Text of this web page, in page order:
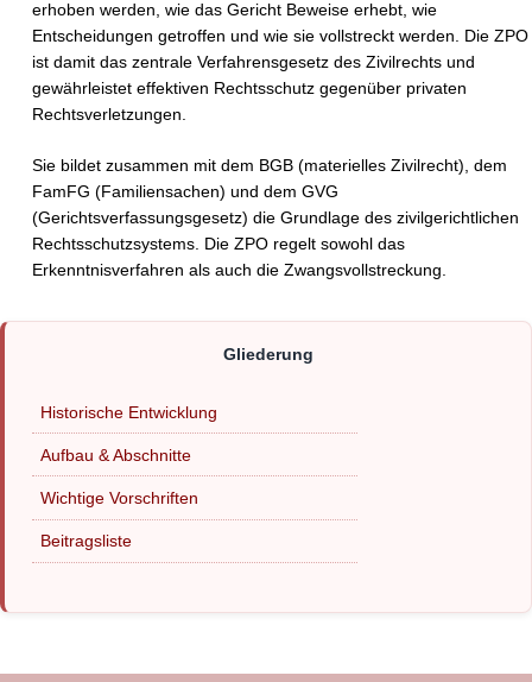
erhoben werden, wie das Gericht Beweise erhebt, wie
Entscheidungen getroffen und wie sie vollstreckt werden. Die ZPO
ist damit das zentrale Verfahrensgesetz des Zivilrechts und
gewährleistet effektiven Rechtsschutz gegenüber privaten
Rechtsverletzungen.
Sie bildet zusammen mit dem BGB (materielles Zivilrecht), dem
FamFG (Familiensachen) und dem GVG
(Gerichtsverfassungsgesetz) die Grundlage des zivilgerichtlichen
Rechtsschutzsystems. Die ZPO regelt sowohl das
Erkenntnisverfahren als auch die Zwangsvollstreckung.
Historische Entwicklung
Aufbau & Abschnitte
Wichtige Vorschriften
Beitragsliste